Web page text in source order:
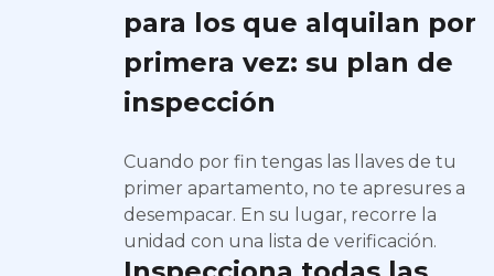
para los que alquilan por
primera vez: su plan de
inspección
Cuando por fin tengas las llaves de tu
primer apartamento, no te apresures a
desempacar. En su lugar, recorre la
unidad con una lista de verificación.